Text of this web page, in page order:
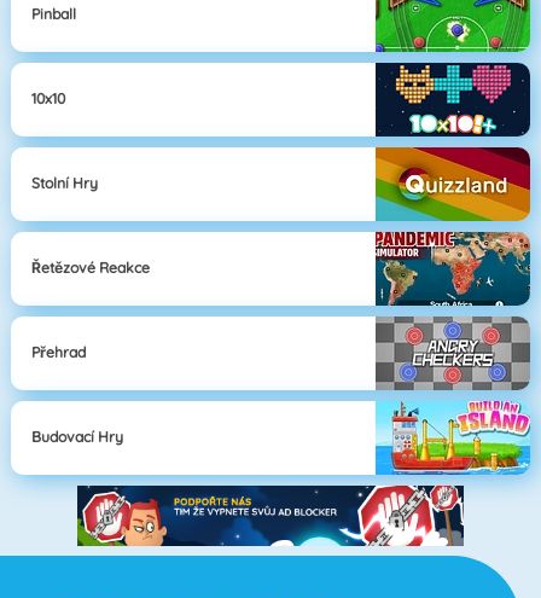
Pinball
10x10
Stolní Hry
Řetězové Reakce
Přehrad
Budovací Hry